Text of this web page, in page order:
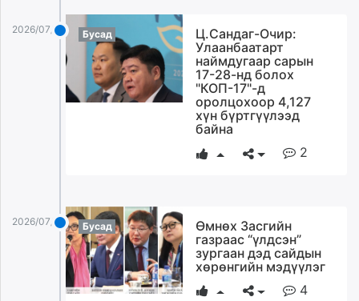
2026/07/28 Бусад
Ц.Сандаг-Очир:
Улаанбаатарт
наймдугаар сарын
17-28-нд болох
"КОП-17"-д
оролцохоор 4,127
хүн бүртгүүлээд
байна
2
2026/07/28 Бусад
Өмнөх Засгийн
газраас “үлдсэн”
зургаан дэд сайдын
хөрөнгийн мэдүүлэг
4